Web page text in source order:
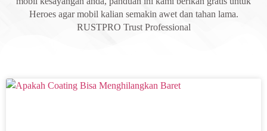
Heroes agar mobil kalian semakin awet dan tahan lama.
RUSTPRO Trust Professional